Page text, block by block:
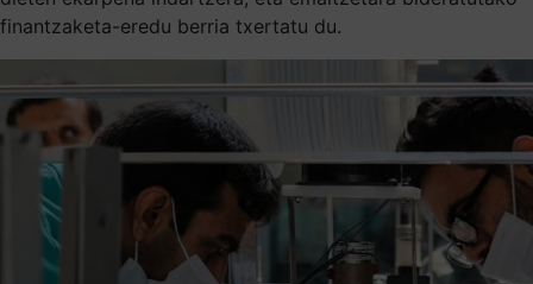
finantzaketa-eredu berria txertatu du.